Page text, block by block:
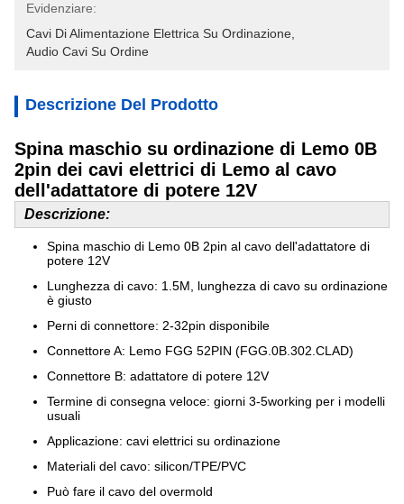
Evidenziare:
Cavi Di Alimentazione Elettrica Su Ordinazione
Audio Cavi Su Ordine
Descrizione Del Prodotto
Spina maschio su ordinazione di Lemo 0B
2pin dei cavi elettrici di Lemo al cavo
dell'adattatore di potere 12V
Descrizione:
Spina maschio di Lemo 0B 2pin al cavo dell'adattatore di
potere 12V
Lunghezza di cavo: 1.5M, lunghezza di cavo su ordinazione
è giusto
Perni di connettore: 2-32pin disponibile
Connettore A: Lemo FGG 52PIN (FGG.0B.302.CLAD)
Connettore B: adattatore di potere 12V
Termine di consegna veloce: giorni 3-5working per i modelli
usuali
Applicazione: cavi elettrici su ordinazione
Materiali del cavo: silicon/TPE/PVC
Può fare il cavo del overmold